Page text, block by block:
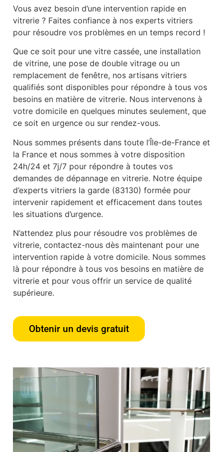
Vous avez besoin d’une intervention rapide en
vitrerie ? Faites confiance à nos experts vitriers
pour résoudre vos problèmes en un temps record !
Que ce soit pour une vitre cassée, une installation
de vitrine, une pose de double vitrage ou un
remplacement de fenêtre, nos artisans vitriers
qualifiés sont disponibles pour répondre à tous vos
besoins en matière de vitrerie. Nous intervenons à
votre domicile en quelques minutes seulement, que
ce soit en urgence ou sur rendez-vous.
Nous sommes présents dans toute l’Île-de-France et
la France et nous sommes à votre disposition
24h/24 et 7j/7 pour répondre à toutes vos
demandes de dépannage en vitrerie. Notre équipe
d’experts vitriers la garde (83130) formée pour
intervenir rapidement et efficacement dans toutes
les situations d’urgence.
N’attendez plus pour résoudre vos problèmes de
vitrerie, contactez-nous dès maintenant pour une
intervention rapide à votre domicile. Nous sommes
là pour répondre à tous vos besoins en matière de
vitrerie et pour vous offrir un service de qualité
supérieure.
Obtenir un devis gratuit